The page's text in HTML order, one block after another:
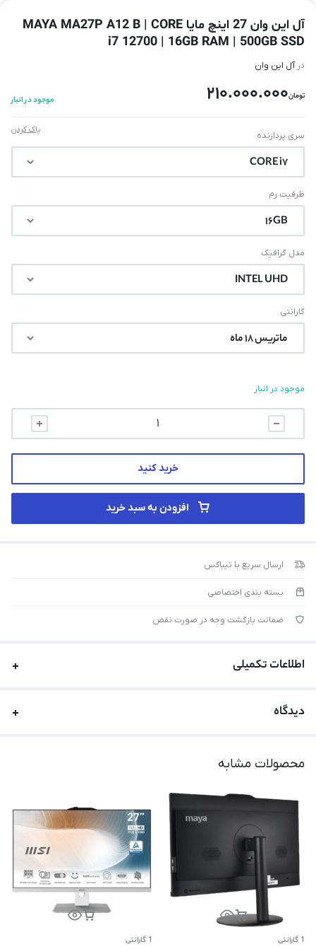
آل این وان 27 اینچ مایا MAYA MA27P A12 B | CORE
i7 12700 | 16GB RAM | 500GB SSD
درآل این وان
تومان210.000.000 موجود در انبار
سری پردازنده
ظرفیت رم
مدل گرافیک
گارانتی
پاک کردن
موجود در انبار
افزودن به سبد خرید
خرید کنید
ارسال سریع با تیباکس
بسته بندی اختصاصی
ضمانت بازگشت وجه در صورت نقص
اطلاعات تکمیلی
دیدگاه
محصولات مشابه
1 گارانتی 1 گارانتی